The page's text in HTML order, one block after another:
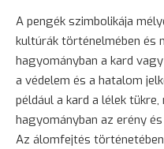
A pengék szimbolikája
kultúrák történelmében és
hagyományban a kard
a védelem és a hatalom
például a kard a lélek
hagyományban az erény
Az álomfejtés